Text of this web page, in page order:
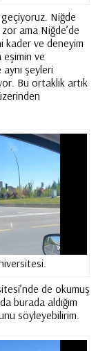
Niğde
ama Niğde’de
kader ve deneyim
eşimin ve
şeyleri
Bu ortaklık artık
de okumuş
burada aldığım
söyleyebilirim.